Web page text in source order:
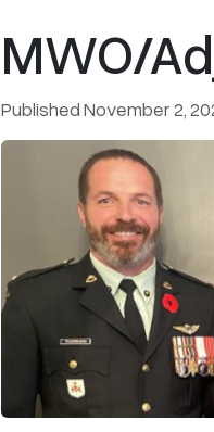
MWO/
Published November 2,